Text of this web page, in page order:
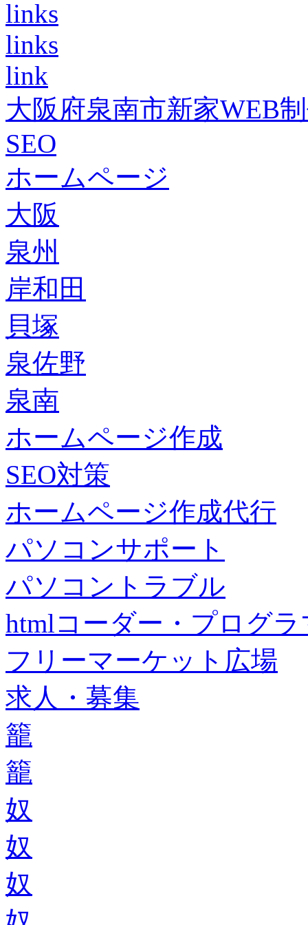
links
links
link
大阪府泉南市新家WEB
SEO
ホームページ
大阪
泉州
岸和田
貝塚
泉佐野
泉南
ホームページ作成
SEO対策
ホームページ作成代行
パソコンサポート
パソコントラブル
htmlコーダー・プログラ
フリーマーケット広場
求人・募集
籠
籠
奴
奴
奴